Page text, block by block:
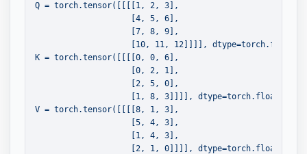
Q = torch.tensor([[[[1, 2, 3],
                    [4, 5, 6],
                    [7, 8, 9],
[10, 11, 12]]]],
K = torch.tensor([[[[0, 0, 6],
                    [0, 2, 1],
                    [2, 5, 0],
[1, 8, 3]]]], dtype=torch.float32,
V = torch.tensor([[[[8, 1, 3],
                    [5, 4, 3],
                    [1, 4, 3],
[2, 1, 0]]]], dtype=torch.float32,